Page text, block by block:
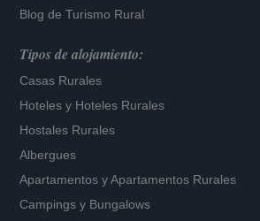
Blog de Turismo Rural
Tipos de alojamiento:
Casas Rurales
Hoteles y Hoteles Rurales
Hostales Rurales
Albergues
Apartamentos yApartamentos Rurales
Campings y Bungalows